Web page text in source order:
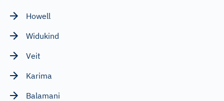
Howell
Widukind
Veit
Karima
Balamani